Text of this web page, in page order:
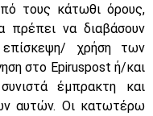
τους κάτωθι όρους,
πρέπει να διαβάσουν
χρήση των
στο Epiruspost ή/και
έμπρακτη και
αυτών. Οι κατωτέρω